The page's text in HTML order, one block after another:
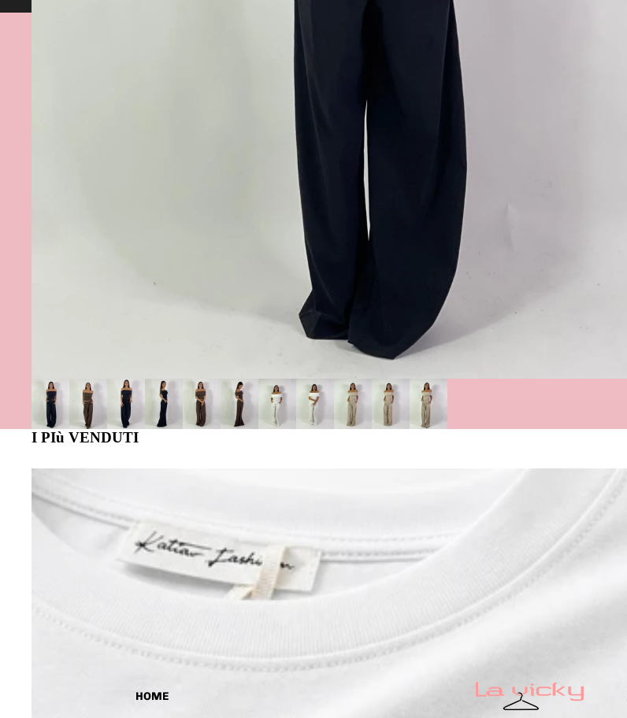
Spedizione gratuita da 60€ in su 💕Assistenza whatsapp 333 6069613
HOME
I PIù VENDUTI